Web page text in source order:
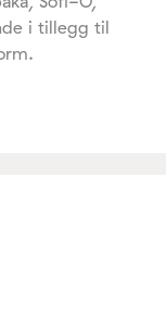
i tillegg til